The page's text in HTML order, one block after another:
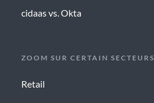
cidaas vs. Okta
ZOOM SUR CERTAIN SECTEURS
Retail